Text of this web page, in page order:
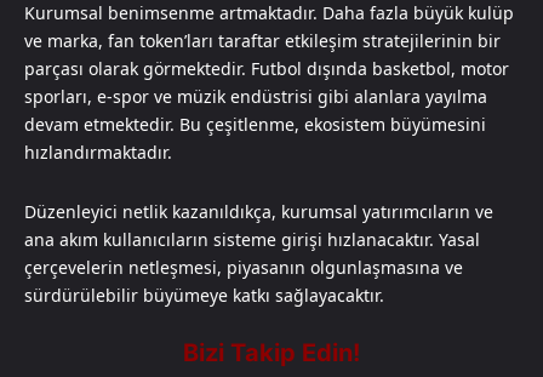
Kurumsal benimsenme artmaktadır. Daha fazla büyük kulüp
ve marka, fan token’ları taraftar etkileşim stratejilerinin bir
parçası olarak görmektedir. Futbol dışında basketbol, ​​motor
sporları, e-spor ve müzik endüstrisi gibi alanlara yayılma
devam etmektedir. Bu çeşitlenme, ekosistem büyümesini
hızlandırmaktadır.
Düzenleyici netlik kazanıldıkça, kurumsal yatırımcıların ve
ana akım kullanıcıların sisteme girişi hızlanacaktır. Yasal
çerçevelerin netleşmesi, piyasanın olgunlaşmasına ve
sürdürülebilir büyümeye katkı sağlayacaktır.